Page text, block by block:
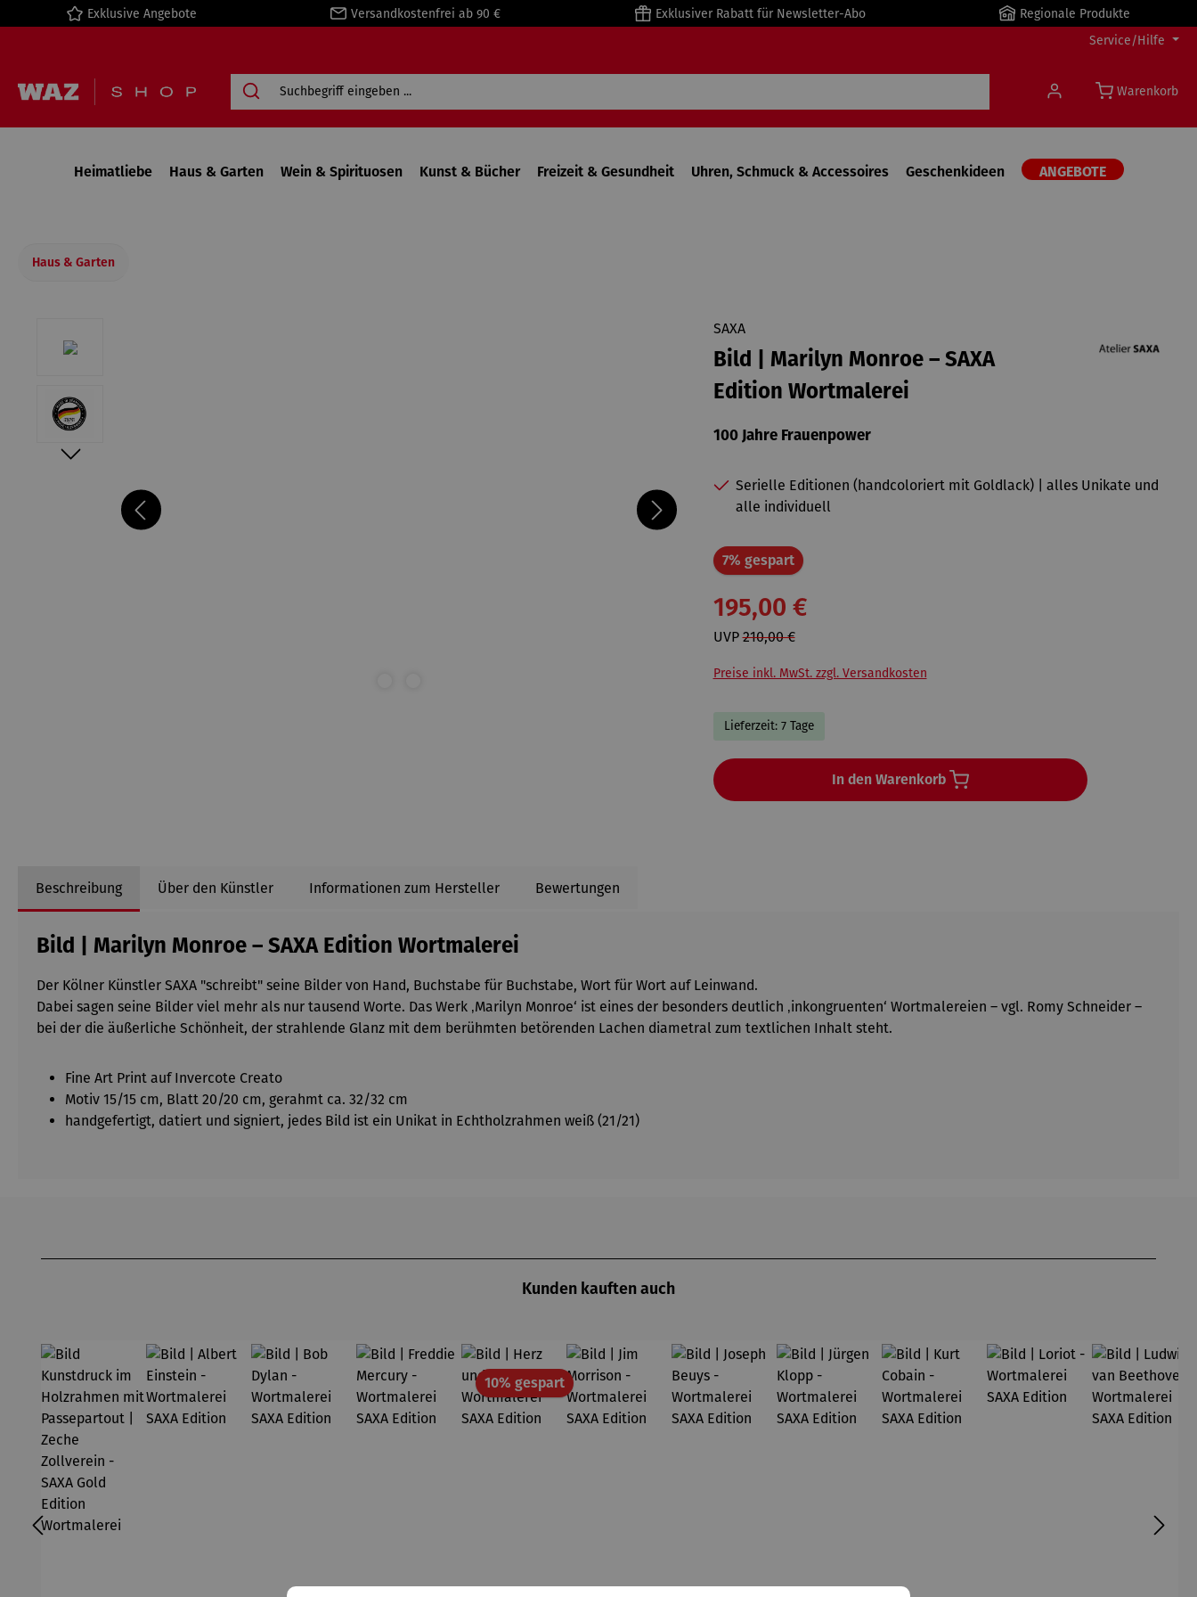
Zur Hauptnavigation springen
Exklusive Angebote Versandkostenfrei ab 90 € Exklusiver Rabatt für Newsletter-Abo
Regionale Produkte
Service/Hilfe
Warenkorb
Heimatliebe Haus & Garten Wein & Spirituosen Kunst & Bücher Freizeit & Gesundheit Uhren, Schmuck & Accessoires Geschenkideen ANGEBOTE
Haus & Garten
SAXA
Bild | Marilyn Monroe – SAXA
Edition Wortmalerei
100 Jahre Frauenpower
Serielle Editionen (handcoloriert mit Goldlack) | alles Unikate und
alle individuell
7% gespartRabatt
195,00 €
UVP210,00 €
Preise inkl. MwSt. zzgl. Versandkosten
Lieferzeit: 7 Tage
In den Warenkorb
Beschreibung Über den Künstler Informationen zum Hersteller Bewertungen
Bild | Marilyn Monroe – SAXA Edition Wortmalerei
Der Kölner Künstler SAXA "schreibt" seine Bilder von Hand, Buchstabe für Buchstabe, Wort für Wort auf Leinwand.
Dabei sagen seine Bilder viel mehr als nur tausend Worte. Das Werk ‚Marilyn Monroe‘ ist eines der besonders deutlich ‚inkongruenten‘ Wortmalereien – vgl. Romy Schneider –
bei der die äußerliche Schönheit, der strahlende Glanz mit dem berühmten betörenden Lachen diametral zum textlichen Inhalt steht.
Fine Art Print auf Invercote Creato
Motiv 15/15 cm, Blatt 20/20 cm, gerahmt ca. 32/32 cm
handgefertigt, datiert und signiert, jedes Bild ist ein Unikat in Echtholzrahmen weiß (21/21)
Kunden kauften auch
10% gespartRabatt